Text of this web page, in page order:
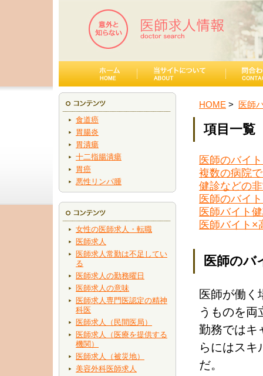
食道癌
胃腸炎
胃潰瘍
十二指腸潰瘍
胃癌
悪性リンパ腫
女性の医師求人・転職
医師求人
医師求人常勤は不足してい
る
医師求人の勤務曜日
医師求人の意味
医師求人専門医認定の精神
科医
医師求人（民間医局）
医師求人（医療を提供する
機関）
医師求人（被災地）
美容外科医師求人
HOME 医師
項目一覧
医師のバイ
複数の病院
健診などの
医師のバイ
医師バイト
医師バイト×
医師のバ
医師が働く
うものを両
勤務ではキ
らにはスキ
だ。